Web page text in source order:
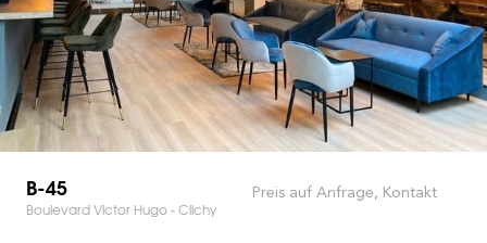
B-45
Boulevard Victor Hugo - Clichy
Preis auf Anfrage, Kontakt